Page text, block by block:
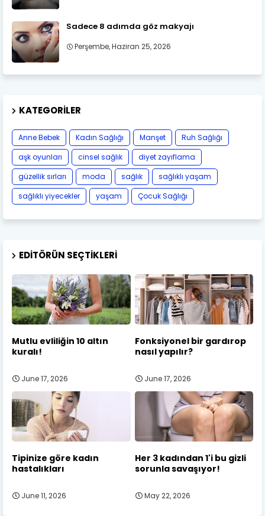
Sadece 8 adımda göz makyajı
Perşembe, Haziran 25, 2026
KATEGORILER
Anne Bebek Kadın Sağlığı Manşet
Ruh Sağlığı
aşk oyunları
cinsel sağlık
diyet zayıflama
güzellik sırları
moda sağlık
sağlıklı yaşam
sağlıklı yiyecekler
yaşam Çocuk Sağlığı
EDITÖRÜN SEÇTIKLERI
Mutlu evliliğin 10 altın
kuralı!
June 17, 2026
Fonksiyonel bir gardırop
nasıl yapılır?
June 17, 2026
Tipinize göre kadın
hastalıkları
June 11, 2026
Her 3 kadından 1'i bu gizli
sorunla savaşıyor!
May 22, 2026